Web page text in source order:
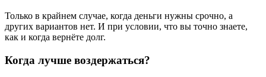
Только в крайнем случае, когда деньги нужны срочно, а
других вариантов нет. И при условии, что вы точно знаете,
как и когда вернёте долг.
Когда лучше воздержаться?